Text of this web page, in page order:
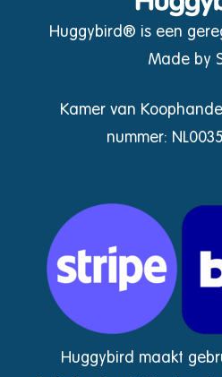
Huggybird® is een
Made by
Kamer van
nummer:
Huggybird maakt